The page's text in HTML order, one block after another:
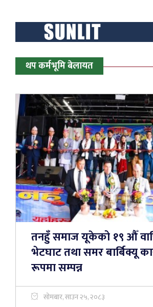
थप कर्मभूमि बेलायत
तनहुँ समाज यूकेको १९ औँ
भेटघाट तथा समर बार्बिक्यू
रूपमा सम्पन्न
सोमबार, साउन २५, २०८३